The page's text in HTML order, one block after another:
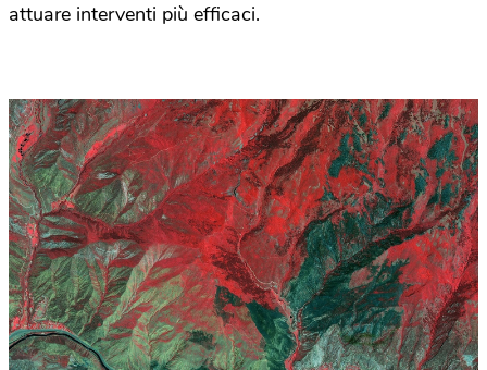
attuare interventi più efficaci.